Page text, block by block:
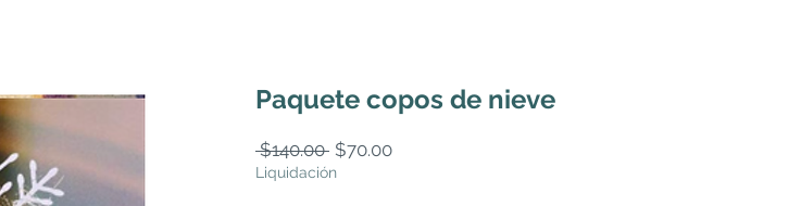
Paquete copos de nieve
$140.00 Precio
$70.00Precio
Liquidación